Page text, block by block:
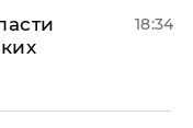
18:34